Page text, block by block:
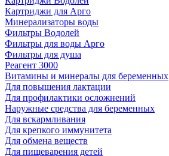
Картриджи для Арго
Минерализаторы воды
Фильтры Водолей
Фильтры для воды Арго
Фильтры для душа
Реагент 3000
Витамины и минералы для беременных
Для повышения лактации
Для профилактики осложнений
Наружные средства для беременных
Для вскармливания
Для крепкого иммунитета
Для обмена веществ
Для пищеварения детей